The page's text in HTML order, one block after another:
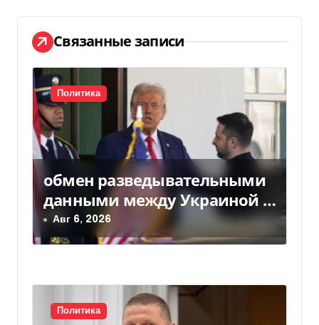
ц
и
я
п
о
з
а
п
и
с
я
Связанные записи
Политика
обмен разведывательными
данными между Украиной и
США значительно вырос, —
Politico
Авг 6, 2026
Политика